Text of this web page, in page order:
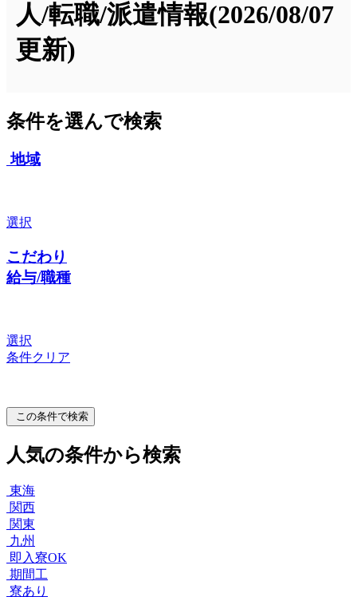
人/転職/派遣情報(2026/08/07
更新)
条件を選んで検索
地域
選択
こだわり
給与/職種
選択
条件クリア
この条件で検索
人気の条件から検索
東海
関西
関東
九州
即入寮OK
期間工
寮あり